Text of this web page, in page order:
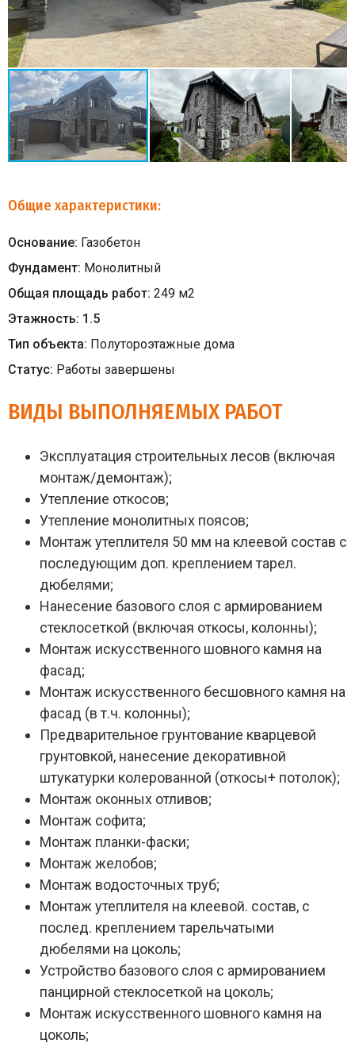
Общие характеристики:
Основание: Газобетон
Фундамент: Монолитный
Общая площадь работ: 249 м2
Этажность: 1.5
Тип объекта: Полутороэтажные дома
Статус: Работы завершены
ВИДЫ ВЫПОЛНЯЕМЫХ РАБОТ
Эксплуатация строительных лесов (включая
монтаж/демонтаж);
Утепление откосов;
Утепление монолитных поясов;
Монтаж утеплителя 50 мм на клеевой состав с
последующим доп. креплением тарел.
дюбелями;
Нанесение базового слоя с армированием
стеклосеткой (включая откосы, колонны);
Монтаж искусственного шовного камня на
фасад;
Монтаж искусственного бесшовного камня на
фасад (в т.ч. колонны);
Предварительное грунтование кварцевой
грунтовкой, нанесение декоративной
штукатурки колерованной (откосы+ потолок);
Монтаж оконных отливов;
Монтаж софита;
Монтаж планки-фаски;
Монтаж желобов;
Монтаж водосточных труб;
Монтаж утеплителя на клеевой. состав, с
послед. креплением тарельчатыми
дюбелями на цоколь;
Устройство базового слоя с армированием
панцирной стеклосеткой на цоколь;
Монтаж искусственного шовного камня на
цоколь;